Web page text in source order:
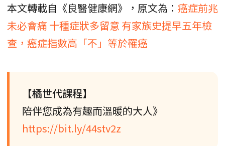
本文轉載自《良醫健康網》，原文為： 癌症前兆
未必會痛 十種症狀多留意 有家族史提早五年檢
查，癌症指數高「不」等於罹癌
【橘世代課程】
陪伴您成為有趣而溫暖的大人》
https://bit.ly/44stv2z